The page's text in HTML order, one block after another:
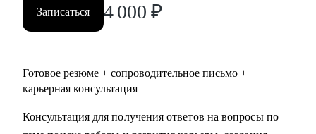
Запишитесь на консультацию — и начните путь к той
жизни, которую вы хотите проживать.
Записаться 4 000 ₽
Готовое резюме + сопроводительное письмо +
карьерная консультация
Консультация для получения ответов на вопросы по